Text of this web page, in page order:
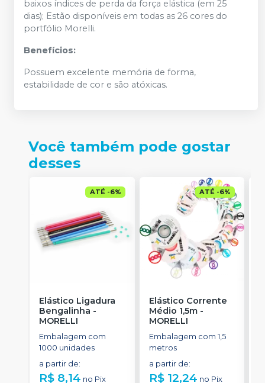
baixos índices de perda da força elástica (em 25
dias); Estão disponíveis em todas as 26 cores do
portfólio Morelli.
Benefícios:
Possuem excelente memória de forma,
estabilidade de cor e são atóxicas.
Você também pode gostar
desses
ATÉ -6%
Elástico Ligadura
Bengalinha -
MORELLI
Embalagem com
1000 unidades
a partir de:
R$ 8,14 no Pix
ATÉ -6%
Elástico Corrente
Médio 1,5m-
MORELLI
Embalagem com 1,5
metros
a partir de:
R$ 12,24 no Pix